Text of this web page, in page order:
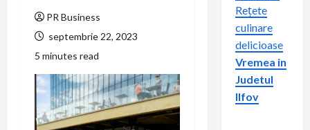
PR Business
septembrie 22, 2023
5 minutes read
Rețete
culinare
delicioase
Vremea in
Judetul
Ilfov